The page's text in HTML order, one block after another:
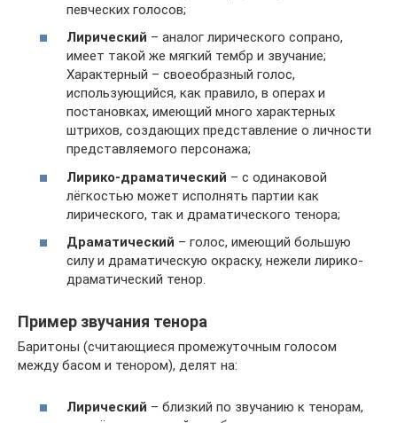
певческих голосов;
Лирический – аналог лирического сопрано,
имеет такой же мягкий тембр и звучание;
Характерный – своеобразный голос,
использующийся, как правило, в операх и
постановках, имеющий много характерных
штрихов, создающих представление о личности
представляемого персонажа;
Лирико-драматический – с одинаковой
лёгкостью может исполнять партии как
лирического, так и драматического тенора;
Драматический – голос, имеющий большую
силу и драматическую окраску, нежели лирико-
драматический тенор.
Пример звучания тенора
Баритоны (считающиеся промежуточным голосом
между басом и тенором), делят на:
Лирический – близкий по звучанию к тенорам,